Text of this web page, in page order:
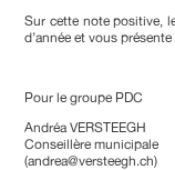
Sur cette note positive,
d’année et vous
Pour le groupe PDC
Andréa VERSTEEGH
Conseillère municipale
(andrea@versteegh.ch)